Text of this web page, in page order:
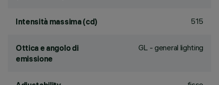
Intensità massima (cd) 515
Ottica e angolo di
emissione
GL - general lighting